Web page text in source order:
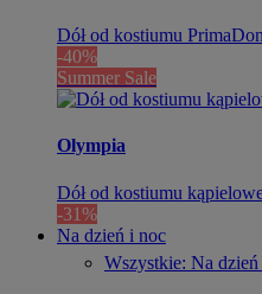
Dół od kostiumu
-40%
Summer Sale
Olympia
Dół od kostiumu
-31%
Na dzień i noc
Wszystkie: Na